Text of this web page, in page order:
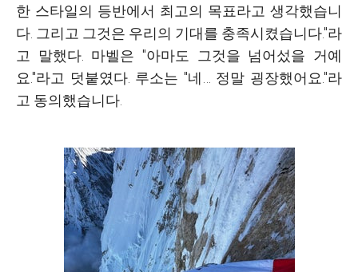
한 스타일의 등반에서 최고의 목표라고 생각했습니
다. 그리고 그것은 우리의 기대를 충족시켰습니다."라
고 말했다. 마벨은 "아마도 그것을 넘어섰을 거예
요."라고 덧붙였다. 루소는 "네… 정말 굉장했어요."라
고 동의했습니다.